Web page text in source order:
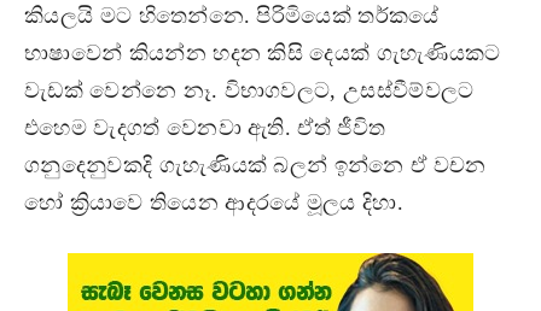
කියලයි මට හිතෙන්නෙ. පිරිමියෙක් තර්කයේ
භාෂාවෙන් කියන්න හදන කිසි දෙයක් ගැහැණියකට
වැඩක් වෙන්නෙ නෑ. විභාගවලට, උසස්වීම්වලට
එහෙම වැදගත් වෙනවා ඇති. ඒත් ජීවිත
ගනුදෙනුවකදි ගැහැණියක් බලන් ඉන්නෙ ඒ වචන
හෝ ක්‍රියාවෙ තියෙන ආදරයේ මූලය දිහා.